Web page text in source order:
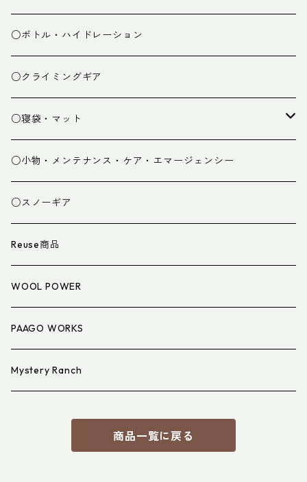
ミドルレイヤー
ベースレイヤー
パンツ
グローブ
スパッツ・ゲイター
衣類小物
アイウェア
○ボトル・ハイドレーション
○クライミングギア
○寝袋・マット
寝袋
マット
寝具小物
○小物・メンテナンス・ケア・エマージェンシー
○スノーギア
Reuse商品
WOOL POWER
PAAGO WORKS
Mystery Ranch
商品一覧に戻る